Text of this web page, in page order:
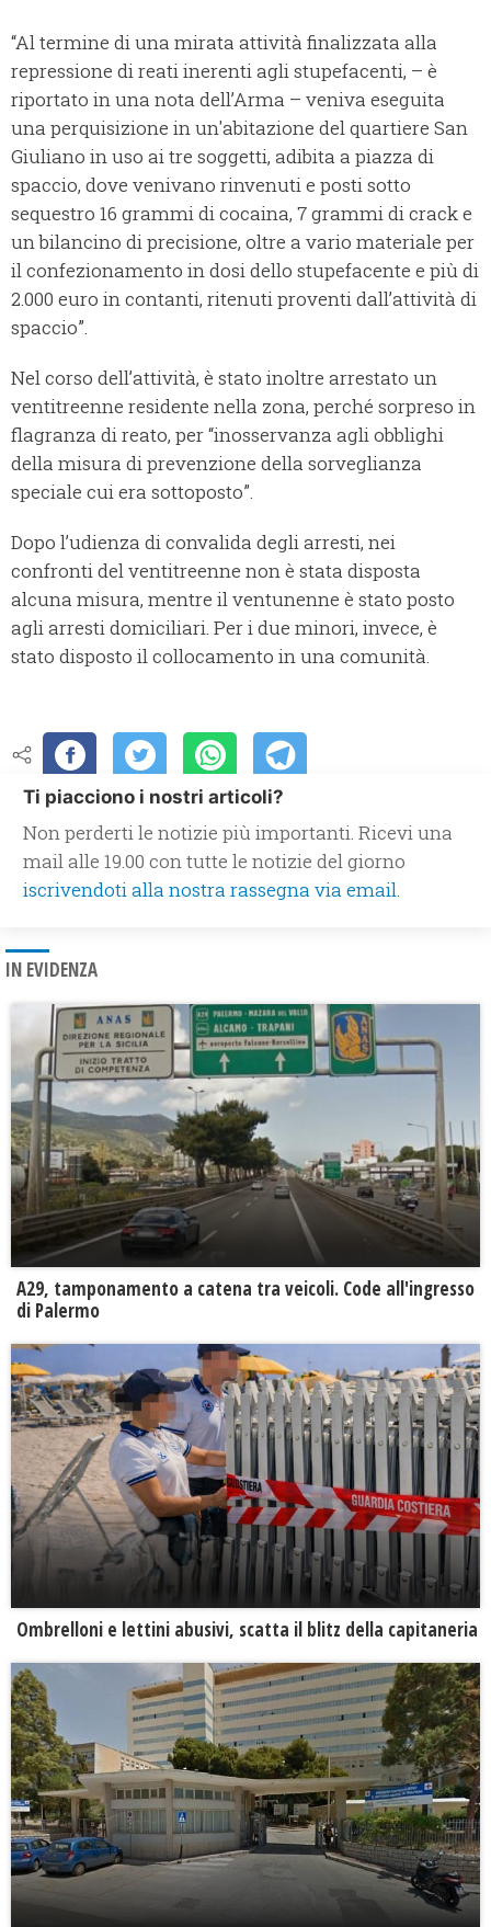
“Al termine di una mirata attività finalizzata alla
repressione di reati inerenti agli stupefacenti, – è
riportato in una nota dell’Arma – veniva eseguita
una perquisizione in un'abitazione del quartiere San
Giuliano in uso ai tre soggetti, adibita a piazza di
spaccio, dove venivano rinvenuti e posti sotto
sequestro 16 grammi di cocaina, 7 grammi di crack e
un bilancino di precisione, oltre a vario materiale per
il confezionamento in dosi dello stupefacente e più di
2.000 euro in contanti, ritenuti proventi dall’attività di
spaccio”.
Nel corso dell’attività, è stato inoltre arrestato un
ventitreenne residente nella zona, perché sorpreso in
flagranza di reato, per “inosservanza agli obblighi
della misura di prevenzione della sorveglianza
speciale cui era sottoposto”.
Dopo l’udienza di convalida degli arresti, nei
confronti del ventitreenne non è stata disposta
alcuna misura, mentre il ventunenne è stato posto
agli arresti domiciliari. Per i due minori, invece, è
stato disposto il collocamento in una comunità.
Ti piacciono i nostri articoli?
Non perderti le notizie più importanti. Ricevi una
mail alle 19.00 con tutte le notizie del giorno
iscrivendoti alla nostra rassegna via email.
IN EVIDENZA
A29, tamponamento a catena tra veicoli. Code all'ingresso
di Palermo
Ombrelloni e lettini abusivi, scatta il blitz della capitaneria